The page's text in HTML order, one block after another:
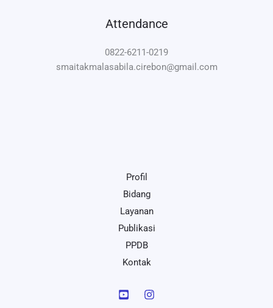
Attendance
0822-6211-0219
smaitakmalasabila.cirebon@gmail.com
Profil
Bidang
Layanan
Publikasi
PPDB
Kontak